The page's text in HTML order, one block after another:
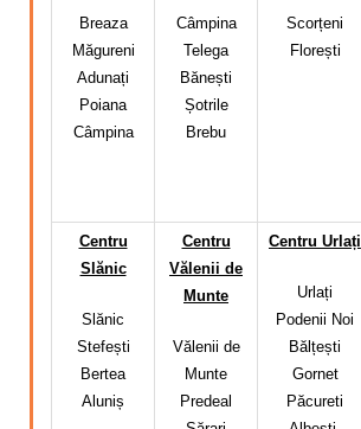
Breaza
Măgureni
Adunați
Poiana
Câmpina
Câmpina
Telega
Bănești
Șotrile
Brebu
Scorțeni
Florești
Centru
Slănic
Slănic
Stefești
Bertea
Aluniș
Centru
Vălenii de
Munte
Vălenii de
Munte
Predeal
Centru Urlați
Urlați
Podenii Noi
Bălțești
Gornet
Păcureti